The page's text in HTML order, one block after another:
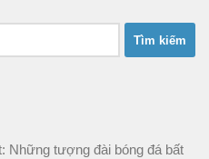
Những tượng đài bóng đá bất